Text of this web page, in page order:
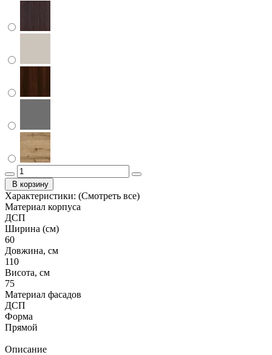
В корзину
Характеристики: (Смотреть все)
Материал корпуса
ДСП
Ширина (см)
60
Довжина, см
110
Висота, см
75
Материал фасадов
ДСП
Форма
Прямой
Описание